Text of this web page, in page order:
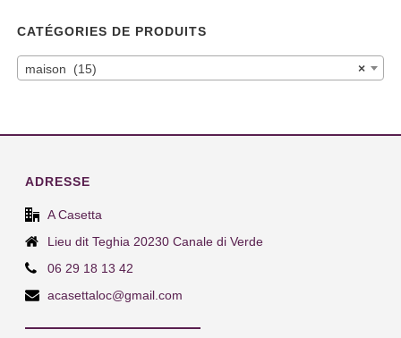
CATÉGORIES DE PRODUITS
×
maison (15)
ADRESSE
A Casetta
Lieu dit Teghia 20230 Canale di Verde
06 29 18 13 42
acasettaloc@gmail.com